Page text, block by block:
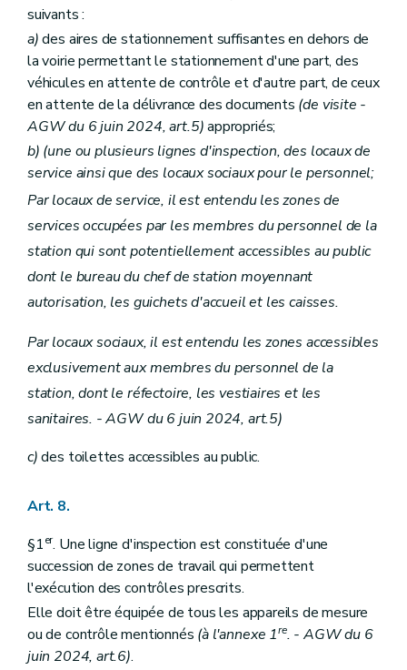
suivants :
a)des aires de stationnement suffisantes en dehors de
la voirie permettant le stationnement d'une part, des
véhicules en attente de contrôle et d'autre part, de ceux
en attente de la délivrance des documents (de visite -
AGW du 6 juin 2024, art.5)appropriés;
b) (une ou plusieurs lignes d'inspection, des locaux de
service ainsi que des locaux sociaux pour le personnel;
Par locaux de service, il est entendu les zones de
services occupées par les membres du personnel de la
station qui sont potentiellement accessibles au public
dont le bureau du chef de station moyennant
autorisation, les guichets d'accueil et les caisses.
Par locaux sociaux, il est entendu les zones accessibles
exclusivement aux membres du personnel de la
station, dont le réfectoire, les vestiaires et les
sanitaires. - AGW du 6 juin 2024, art.5)
c)des toilettes accessibles au public.
Art. 8.
§1er. Une ligne d'inspection est constituée d'une
succession de zones de travail qui permettent
l'exécution des contrôles prescrits.
Elle doit être équipée de tous les appareils de mesure
ou de contrôle mentionnés (à l'annexe 1re. - AGW du 6
juin 2024, art.6).